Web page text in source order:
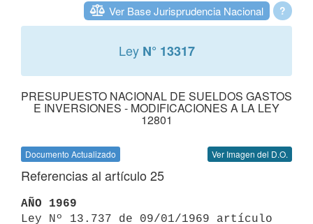
?
Ver Base Jurisprudencia Nacional
Ley N° 13317
PRESUPUESTO NACIONAL DE SUELDOS GASTOS
E INVERSIONES - MODIFICACIONES A LA LEY
12801
Documento Actualizado Ver Imagen del D.O.
Referencias al artículo 25
AÑO 1969